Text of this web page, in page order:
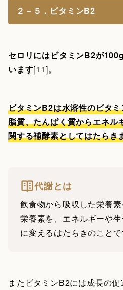
２－５．ビタミンB2
セロリにはビタミンB2が
います[11]。
ビタミンB2は水溶性のビタ
脂質、たんぱく質からエネル
関する補酵素としてはたらき
代謝とは
飲食物から吸収した栄養
栄養素を、エネルギーや
に変えるはたらきのことで
またビタミンB2には成長の